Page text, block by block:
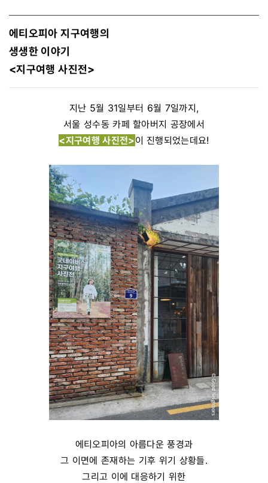
에티오피아 지구여행의
생생한 이야기
<지구여행 사진전>
지난 5월 31일부터 6월 7일까지,
서울 성수동 카페 할아버지 공장에서
<지구여행 사진전>이 진행되었는데요!
에티오피아의 아름다운 풍경과
그 이면에 존재하는 기후 위기 상황들.
그리고 이에 대응하기 위한